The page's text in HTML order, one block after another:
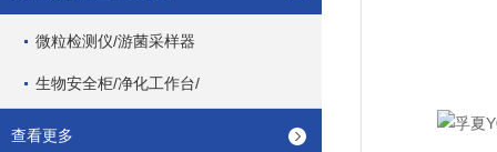
微粒检测仪/游菌采样器
生物安全柜/净化工作台/
查看更多